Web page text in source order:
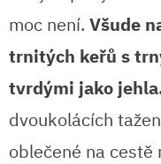
moc není. Všude
trnitých keřů s
tvrdými jako
dvoukolácích
oblečené na cestě